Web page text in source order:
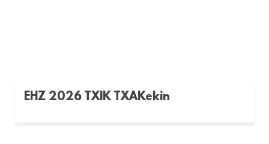
EHZ 2026 TXIK TXAKekin